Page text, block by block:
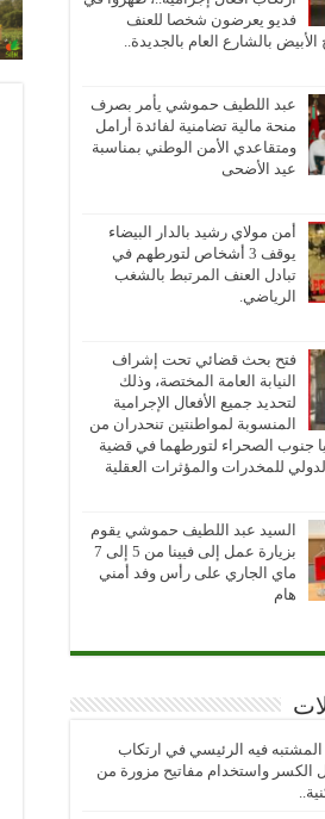
فديو يعرضون شخصا للعنف
بالشارع العام بالجديدة..
عبد اللطيف حموشي يأمر بصرف
منحة مالية تضامنية لفائدة أرامل
ومتقاعدي الأمن الوطني بمناسبة
عيد الأضحى
أمن مولاي رشيد بالدار البيضاء
يوقف 3 أشخاص لتورطهم في
تبادل العنف المرتبط بالشغب
الرياضي.
فتح بحث قضائي تحت إشراف
النيابة العامة المختصة، وذلك
لتحديد جميع الأفعال الإجرامية
المنسوبة لمواطنتين تنحدران من
جنوب الصحراء لتورطهما في قضية
للمخدرات والمؤثرات العقلية
السيد عبد اللطيف حموشي يقوم
بزيارة عمل إلى فيينا من 5 إلى 7
ماي الجاري على رأس وفد أمني
هام
المشتبه فيه الرئيسي في ارتكاب
الكسر واستخدام مفاتيح مزورة من